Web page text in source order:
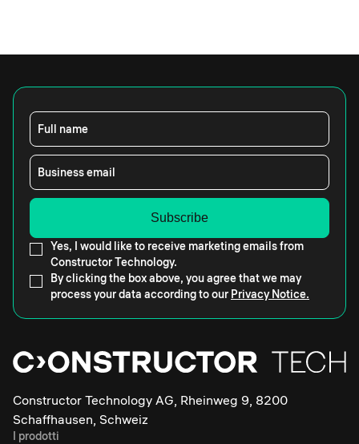
Full name
Business email
Yes, I would like to receive marketing emails from
Constructor Technology.
By clicking the box above, you agree that we may
process your data according to our Privacy Notice.
Constructor Technology AG, Rheinweg 9, 8200
Schaffhausen, Schweiz
I prodotti